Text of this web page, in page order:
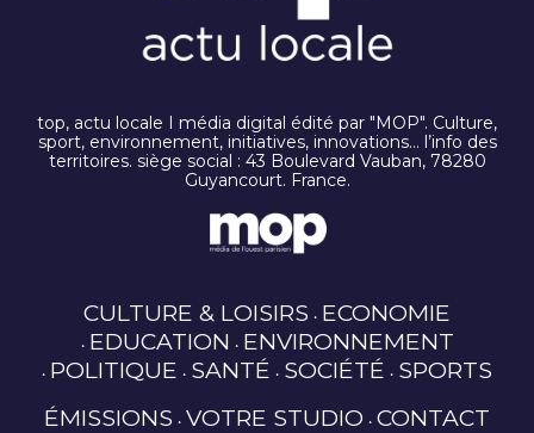
top, actu locale I média digital édité par "MOP". Culture,
sport, environnement, initiatives, innovations… l’info des
territoires. siège social : 43 Boulevard Vauban, 78280
Guyancourt. France.
CULTURE & LOISIRS ECONOMIE
EDUCATION ENVIRONNEMENT
POLITIQUE SANTÉ SOCIÉTÉ SPORTS
ÉMISSIONS VOTRE STUDIO CONTACT